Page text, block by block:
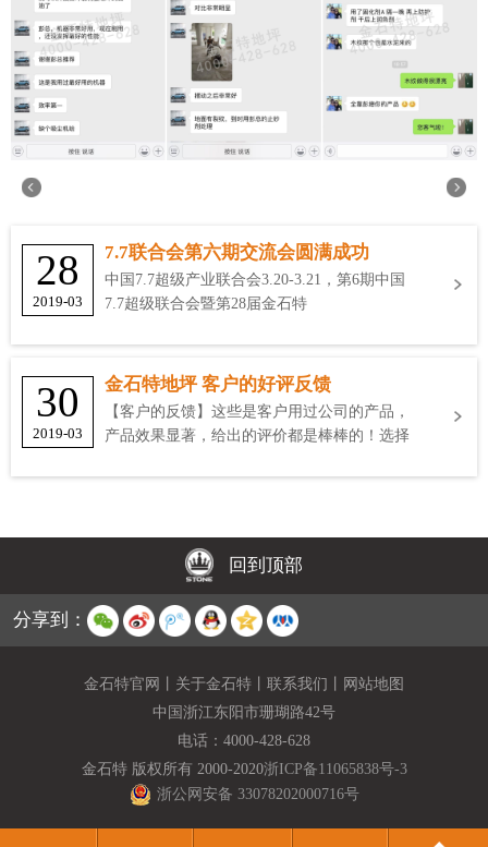
28
2019-03
7.7联合会第六期交流会圆满成功
中国7.7超级产业联合会3.20-3.21，第6期中国
7.7超级联合会暨第28届金石特
30
2019-03
金石特地坪 客户的好评反馈
【客户的反馈】这些是客户用过公司的产品，
产品效果显著，给出的评价都是棒棒的！选择
回到顶部
分享到：
金石特官网 关于金石特 联系我们
网站地图
中国浙江东阳市珊瑚路42号
电话： 4000-428-628
金石特 版权所有 2000-2020浙ICP备11065838号-3
浙公网安备 33078202000716号